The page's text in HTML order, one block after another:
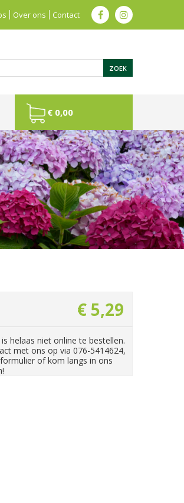
Over ons Contact
€ 0,00
€ 5,29
helaas niet online te bestellen.
met ons op via 076-5414624,
of kom langs in ons